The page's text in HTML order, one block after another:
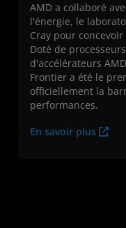
AMD a collaboré
l'énergie, le
Cray pour
Doté de
d'accélérateurs
Frontier a été le
officiellement la
performances.
En savoir plus